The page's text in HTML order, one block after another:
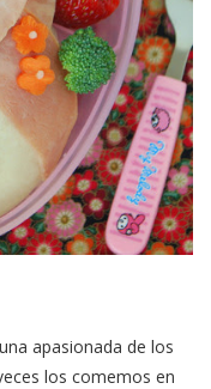
apasionada de los
los comemos en